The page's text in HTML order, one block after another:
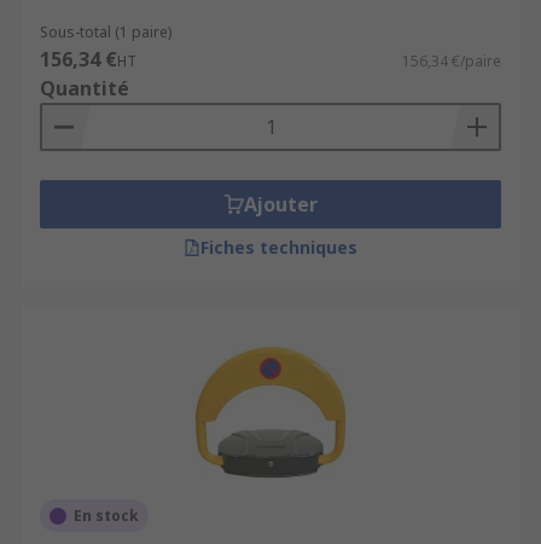
Sous-total (1 paire)
156,34 €HT 156,34 €/paire
Quantité
Ajouter
Fiches techniques
En stock